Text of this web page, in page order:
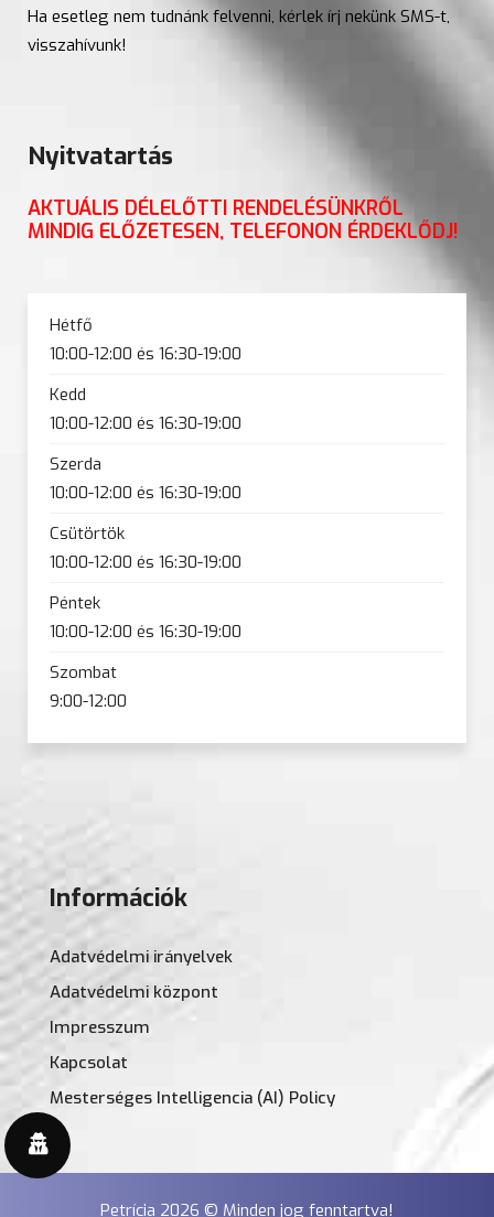
Ha esetleg nem tudnánk felvenni, kérlek írj nekünk SMS-t,
visszahívunk!
Nyitvatartás
AKTUÁLIS DÉLELŐTTI RENDELÉSÜNKRŐL
MINDIG ELŐZETESEN, TELEFONON ÉRDEKLŐDJ!
Hétfő
10:00-12:00 és 16:30-19:00
Kedd
10:00-12:00 és 16:30-19:00
Szerda
10:00-12:00 és 16:30-19:00
Csütörtök
10:00-12:00 és 16:30-19:00
Péntek
10:00-12:00 és 16:30-19:00
Szombat
9:00-12:00
Információk
Adatvédelmi irányelvek
Adatvédelmi központ
Impresszum
Kapcsolat
Mesterséges Intelligencia (AI) Policy
Petrícia 2026 © Minden jog fenntartva!